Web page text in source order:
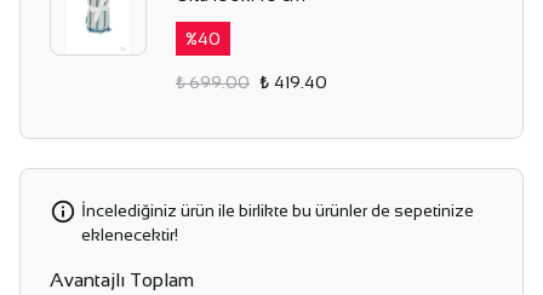
%40
₺ 699.00 ₺ 419.40
İncelediğiniz ürün ile birlikte bu ürünler de sepetinize
eklenecektir!
Avantajlı Toplam